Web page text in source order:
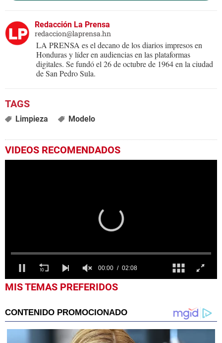
Redacción La Prensa
redaccion@laprensa.hn
LA PRENSA es el decano de los diarios impresos en
Honduras y líder en audiencias en las plataformas
digitales. Se fundó el 26 de octubre de 1964 en la ciudad
de San Pedro Sula.
Limpieza Modelo
VIDEOS RECOMENDADOS
0
seconds
minutes,
8
seconds
MIS TEMAS PREFERIDOS